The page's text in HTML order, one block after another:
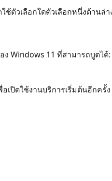
ช้ตัวเลือกใดตัวเลือกหนึ่งด้าน
ง Windows 11 ที่สามารถบูตได้:
เปิดใช้งานบริการเริ่มต้นอีกครั้ง